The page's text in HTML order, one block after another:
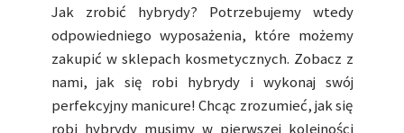
Jak zrobić hybrydy? Potrzebujemy wtedy
odpowiedniego wyposażenia, które możemy
zakupić w sklepach kosmetycznych. Zobacz z
nami, jak się robi hybrydy i wykonaj swój
perfekcyjny manicure! Chcąc zrozumieć, jak się
robi hybrydy musimy w pierwszej kolejności